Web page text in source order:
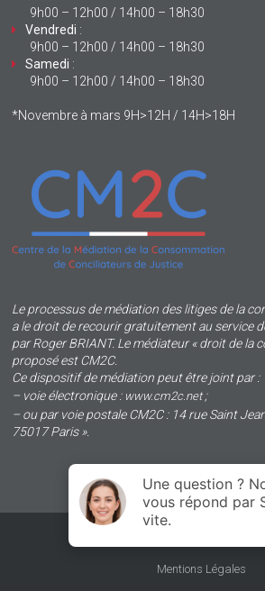
9h00 – 12h00 / 14h00 – 18h30
Vendredi :
9h00 – 12h00 / 14h00 – 18h30
Samedi :
9h00 – 12h00 / 14h00 – 18h30
*Novembre à mars 9H>12H / 14H>18H
Le processus de médiation des litiges de la
a le droit de recourir gratuitement au service
par Roger BRIANT. Le médiateur « droit de la
proposé est CM2C.
Ce dispositif de médiation peut être joint par :
– voie électronique : www.cm2c.net;
– ou par voie postale CM2C : 14 rue Saint
75017 Paris ».
Mentions Légales